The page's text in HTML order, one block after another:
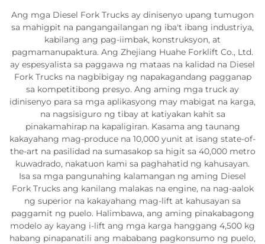
Ang mga Diesel Fork Trucks ay dinisenyo upang tumugon
sa mahigpit na pangangailangan ng iba't ibang industriya,
kabilang ang pag-iimbak, konstruksyon, at
pagmamanupaktura. Ang Zhejiang Huahe Forklift Co., Ltd.
ay espesyalista sa paggawa ng mataas na kalidad na Diesel
Fork Trucks na nagbibigay ng napakagandang pagganap
sa kompetitibong presyo. Ang aming mga truck ay
idinisenyo para sa mga aplikasyong may mabigat na karga,
na nagsisiguro ng tibay at katiyakan kahit sa
pinakamahirap na kapaligiran. Kasama ang taunang
kakayahang mag-produce na 10,000 yunit at isang state-of-
the-art na pasilidad na sumasakop sa higit sa 40,000 metro
kuwadrado, nakatuon kami sa paghahatid ng kahusayan.
Isa sa mga pangunahing kalamangan ng aming Diesel
Fork Trucks ang kanilang malakas na engine, na nag-aalok
ng superior na kakayahang mag-lift at kahusayan sa
paggamit ng puelo. Halimbawa, ang aming pinakabagong
modelo ay kayang i-lift ang mga karga hanggang 4,500 kg
habang pinapanatili ang mababang pagkonsumo ng puelo,